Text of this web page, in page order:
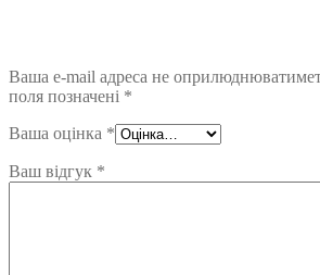
Ваша e-mail адреса не
поля позначені *
Ваша оцінка *
Ваш відгук *